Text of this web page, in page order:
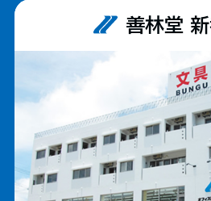
善林堂